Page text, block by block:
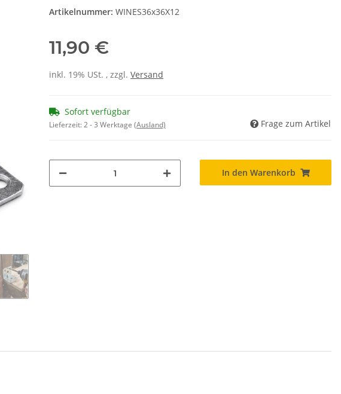
Artikelnummer: WINES36x36X12
11,90 €
inkl. 19% USt. , zzgl. Versand
Sofort verfügbar
Lieferzeit:2 - 3 Werktage (Ausland) Frage zum Artikel
In den Warenkorb